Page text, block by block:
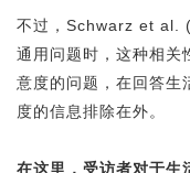
不过，Schwarz et al.
通用问题时，这种相关
意度的问题，在回答生
度的信息排除在外。
在这里，受访者对于生